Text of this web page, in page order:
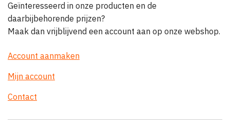
Geïnteresseerd in onze producten en de
daarbijbehorende prijzen?
Maak dan vrijblijvend een account aan op onze webshop.
Account aanmaken
Mijn account
Contact